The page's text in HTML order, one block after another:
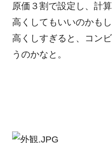
原価３割で設定し、計
高くしてもいいのかも
高くしすぎると、コン
うのかなと。